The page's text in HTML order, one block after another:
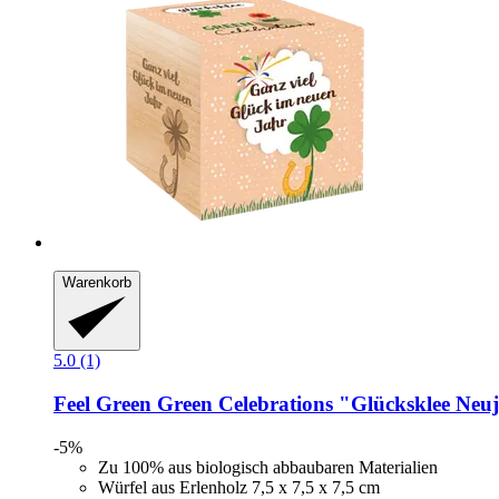
Warenkorb
5.0 (1)
Feel Green Green Celebrations "Glücksklee
-5%
Zu 100% aus biologisch abbaubaren Materialien
Würfel aus Erlenholz 7,5 x 7,5 x 7,5 cm